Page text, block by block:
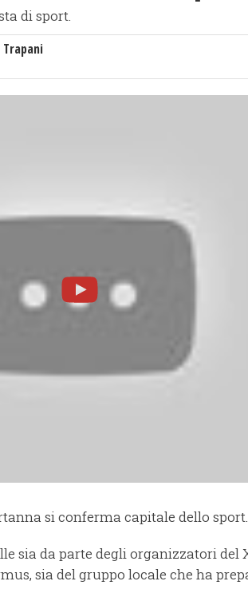
di sport.
Trapani
si conferma capitale dello sport.
sia da parte degli organizzatori del
sia del gruppo locale che ha